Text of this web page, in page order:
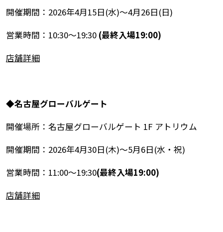
開催期間：2026年4月15日(水)～4月26日(日)
営業時間：10:30～19:30 (最終入場19:00)
店舗詳細
◆名古屋グローバルゲート
開催場所：名古屋グローバルゲート 1F アトリウム
開催期間：2026年4月30日(木)～5月6日(水・祝)
営業時間：11:00～19:30(最終入場19:00)
店舗詳細